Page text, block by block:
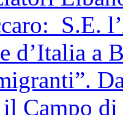
S.E.
d’Italia a
Campo